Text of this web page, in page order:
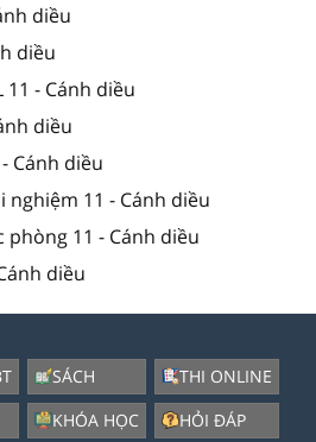
diều
diều
11 - Cánh diều
diều
Cánh diều
nghiệm 11 - Cánh diều
phòng 11 - Cánh diều
diều
SÁCH
KHÓA HỌC
THI ONLINE
HỎI ĐÁP